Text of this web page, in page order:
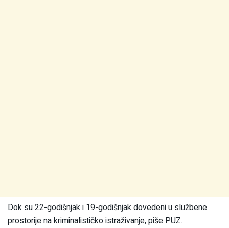
Dok su 22-godišnjak i 19-godišnjak dovedeni u službene
prostorije na kriminalističko istraživanje, piše PUZ.